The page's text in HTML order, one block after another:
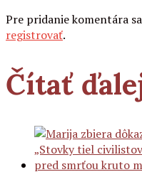
Pre pridanie komentára
registrovať.
Čítať